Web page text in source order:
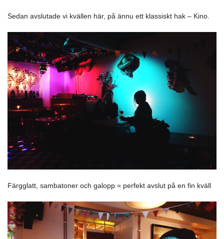
Sedan avslutade vi kvällen här, på ännu ett klassiskt hak – Kino.
Färgglatt, sambatoner och galopp = perfekt avslut på en fin kväll